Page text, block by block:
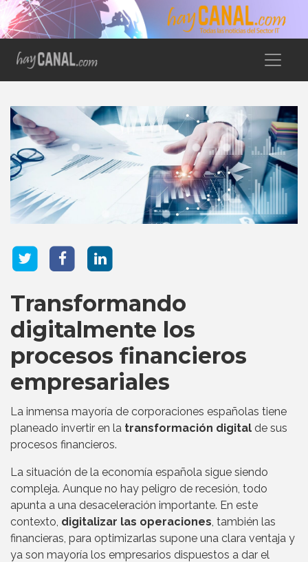
Transformando
digitalmente los
procesos financieros
empresariales
La inmensa mayoría de corporaciones españolas tiene
planeado invertir en la transformación digital de sus
procesos financieros.
La situación de la economía española sigue siendo
compleja. Aunque no hay peligro de recesión, todo
apunta a una desaceleración importante. En este
contexto, digitalizar las operaciones , también las
financieras, para optimizarlas supone una clara ventaja y
ya son mayoría los empresarios dispuestos a dar el